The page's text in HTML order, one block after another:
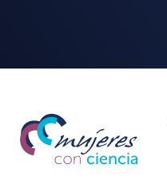
Mujeres
con
ciencia